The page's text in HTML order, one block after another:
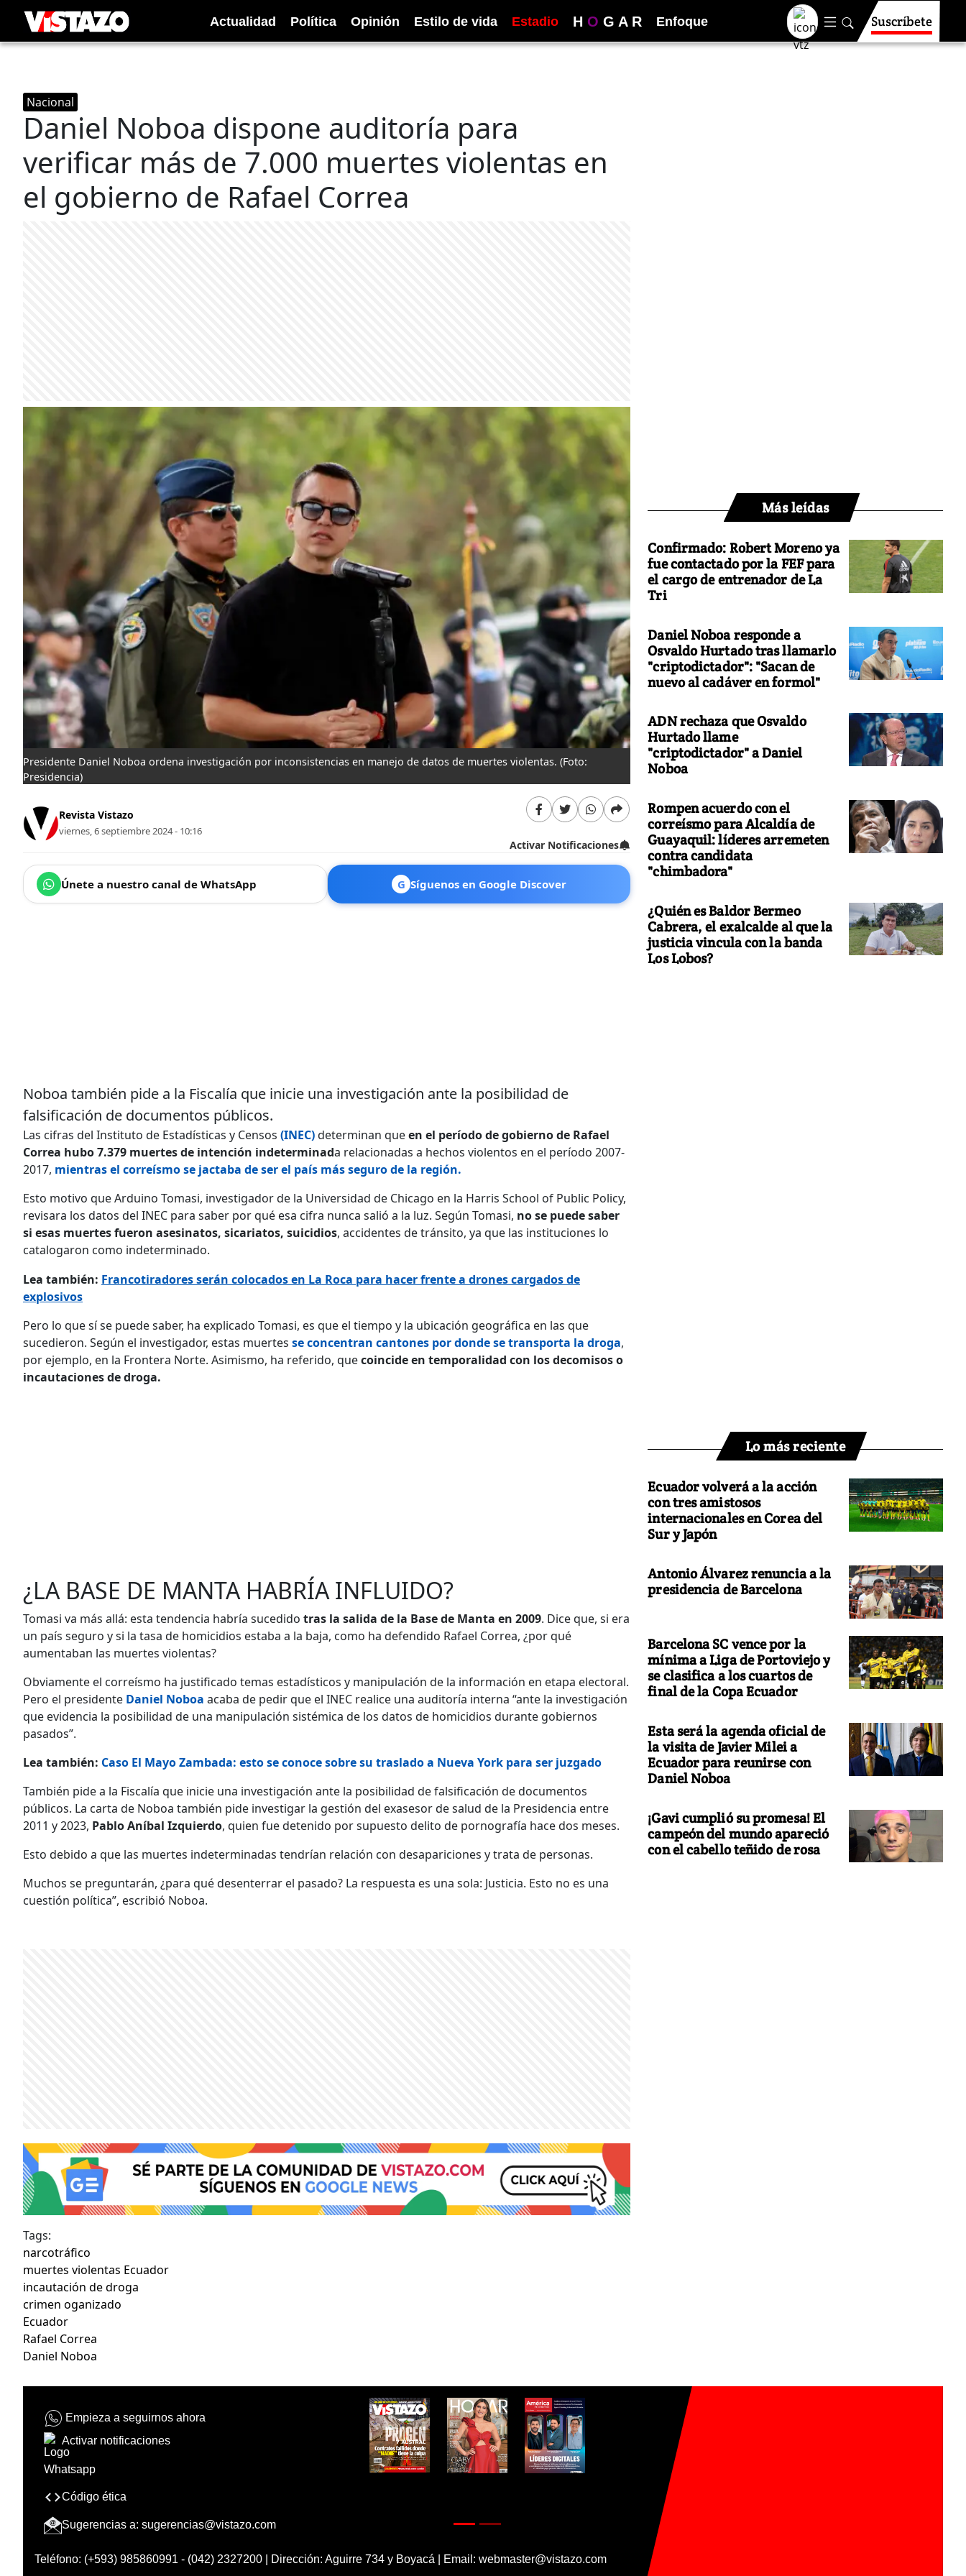
Actualidad Política Opinión Estilo de vida Estadio H O G A R Enfoque Suscríbete
Nacional
Daniel Noboa dispone auditoría para
verificar más de 7.000 muertes violentas en
el gobierno de Rafael Correa
Presidente Daniel Noboa ordena investigación por inconsistencias en manejo de datos de muertes violentas. (Foto:
Presidencia)
Revista Vistazo
viernes, 6 septiembre 2024 - 10:16
Activar Notificaciones
Únete a nuestro canal de WhatsApp G Síguenos en Google Discover
Noboa también pide a la Fiscalía que inicie una investigación ante la posibilidad de
falsificación de documentos públicos.
Las cifras del Instituto de Estadísticas y Censos (INEC)determinan queen el período de gobierno de Rafael
Correa hubo 7.379 muertes de intención indeterminada relacionadas a hechos violentos en el período 2007-
2017, mientras el correísmo se jactaba de ser el país más seguro de la región.
Esto motivo que Arduino Tomasi, investigador de la Universidad de Chicago en la Harris School of Public Policy,
revisara los datos del INEC para saber por qué esa cifra nunca salió a la luz. Según Tomasi, no se puede saber
si esas muertes fueron asesinatos, sicariatos, suicidios, accidentes de tránsito, ya que las instituciones lo
catalogaron como indeterminado.
Lea también: Francotiradores serán colocados en La Roca para hacer frente a drones cargados de
explosivos
Pero lo que sí se puede saber, ha explicado Tomasi, es que el tiempo y la ubicación geográfica en las que
sucedieron. Según el investigador, estas muertes se concentran cantones por donde se transporta la droga,
por ejemplo, en la Frontera Norte. Asimismo, ha referido, quecoincide en temporalidad con los decomisos o
incautaciones de droga.
¿LA BASE DE MANTA HABRÍA INFLUIDO?
Tomasi va más allá: esta tendencia habría sucedido tras la salida de la Base de Manta en 2009. Dice que, si era
un país seguro y si la tasa de homicidios estaba a la baja, como ha defendido Rafael Correa, ¿por qué
aumentaban las muertes violentas?
Obviamente el correísmo ha justificado temas estadísticos y manipulación de la información en etapa electoral.
Pero el presidente Daniel Noboa acaba de pedir que el INEC realice una auditoría interna “ante la investigación
que evidencia la posibilidad de una manipulación sistémica de los datos de homicidios durante gobiernos
pasados”.
Lea también: Caso El Mayo Zambada: esto se conoce sobre su traslado a Nueva York para ser juzgado
También pide a la Fiscalía que inicie una investigación ante la posibilidad de falsificación de documentos
públicos. La carta de Noboa también pide investigar la gestión del exasesor de salud de la Presidencia entre
2011 y 2023, Pablo Aníbal Izquierdo, quien fue detenido por supuesto delito de pornografía hace dos meses.
Esto debido a que las muertes indeterminadas tendrían relación con desapariciones y trata de personas.
Muchos se preguntarán, ¿para qué desenterrar el pasado? La respuesta es una sola: Justicia. Esto no es una
cuestión política”, escribió Noboa.
Tags:
narcotráfico
muertes violentas Ecuador
incautación de droga
crimen oganizado
Ecuador
Rafael Correa
Daniel Noboa
Más leídas
Confirmado: Robert Moreno ya
fue contactado por la FEF para
el cargo de entrenador de La
Tri
Daniel Noboa responde a
Osvaldo Hurtado tras llamarlo
"criptodictador": "Sacan de
nuevo al cadáver en formol"
ADN rechaza que Osvaldo
Hurtado llame
"criptodictador" a Daniel
Noboa
Rompen acuerdo con el
correísmo para Alcaldía de
Guayaquil: líderes arremeten
contra candidata
"chimbadora"
¿Quién es Baldor Bermeo
Cabrera, el exalcalde al que la
justicia vincula con la banda
Los Lobos?
Lo más reciente
Ecuador volverá a la acción
con tres amistosos
internacionales en Corea del
Sur y Japón
Antonio Álvarez renuncia a la
presidencia de Barcelona
Barcelona SC vence por la
mínima a Liga de Portoviejo y
se clasifica a los cuartos de
final de la Copa Ecuador
Esta será la agenda oficial de
la visita de Javier Milei a
Ecuador para reunirse con
Daniel Noboa
¡Gavi cumplió su promesa! El
campeón del mundo apareció
con el cabello teñido de rosa
Empieza a seguirnos ahora
Activar notificaciones
Código ética
Sugerencias a: sugerencias@vistazo.com
Teléfono: (+593) 985860991 - (042) 2327200 | Dirección: Aguirre 734 y Boyacá | Email: webmaster@vistazo.com